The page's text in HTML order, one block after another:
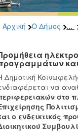
Αρχική Ο Δήμος ...
Δημοτική
να
στο
ο ενδεικτικός